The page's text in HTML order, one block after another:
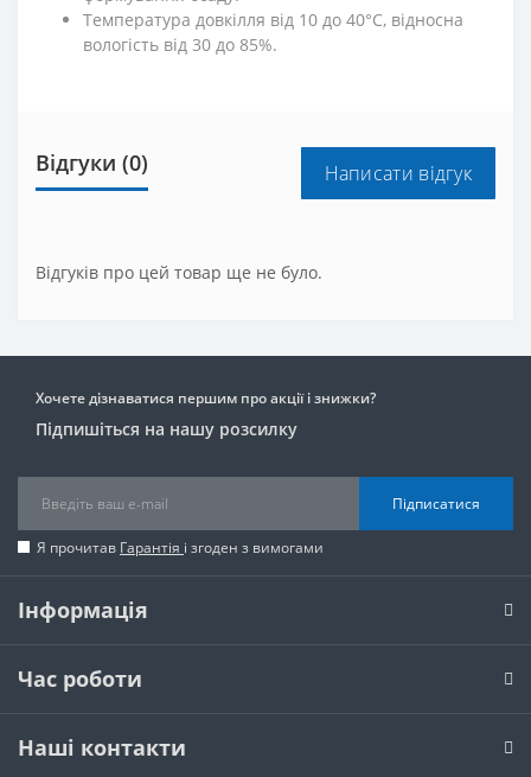
Температура довкілля від 10 до 40°С, відносна
вологість від 30 до 85%.
Відгуки (0) Написати відгук
Відгуків про цей товар ще не було.
Хочете дізнаватися першим про акції і знижки?
Підпишіться на нашу розсилку
Підписатися
Я прочитав Гарантія і згоден з вимогами
Інформація
Час роботи
Наші контакти